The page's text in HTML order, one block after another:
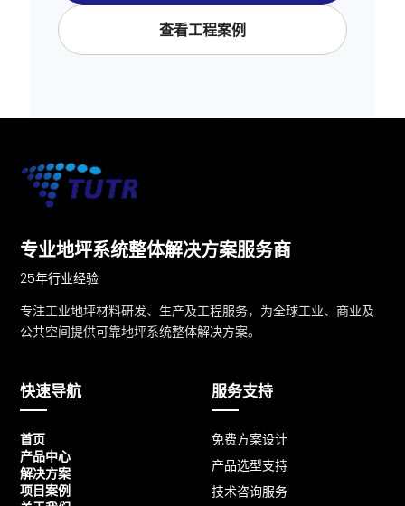
查看工程案例
专业地坪系统整体解决方案服务商
25年行业经验
专注工业地坪材料研发、生产及工程服务，为全球工业、商业及
公共空间提供可靠地坪系统整体解决方案。
快速导航
首页
产品中心
解决方案
项目案例
服务支持
免费方案设计
产品选型支持
技术咨询服务